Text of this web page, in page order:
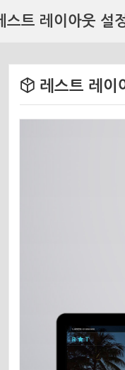
스트 레이아웃 설
레스트 레이